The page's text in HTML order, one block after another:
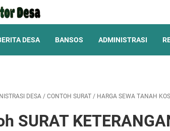
DESA BANSOS ADMINISTRASI
DESA / CONTOH SURAT / HARGA SEWA TANAH
SURAT